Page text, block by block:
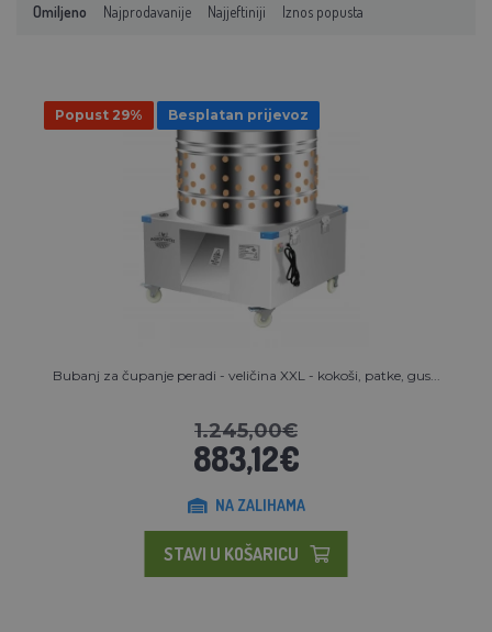
Omiljeno Najprodavanije Najjeftiniji Iznos popusta
Popust 29% Besplatan prijevoz
Bubanj za čupanje peradi - veličina XXL - kokoši, patke, gus...
1.245,00€
883,12€
NA ZALIHAMA
STAVI U KOŠARICU